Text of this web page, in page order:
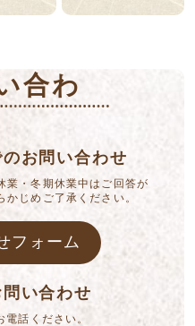
合わ
お問い合わせ
・冬期休業中はご回答が
じめご了承ください。
フォーム
い合わせ
話ください。